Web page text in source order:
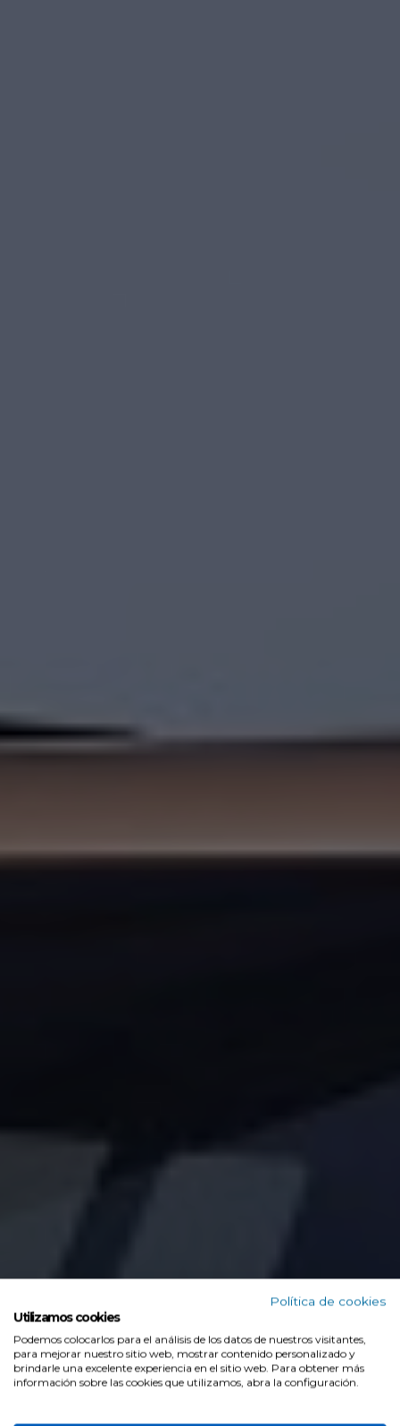
Nuevo Hyundai Santa Fe
Política de cookies
Utilizamos cookies
Podemos colocarlos para el análisis de los datos de nuestros visitantes,
para mejorar nuestro sitio web, mostrar contenido personalizado y
brindarle una excelente experiencia en el sitio web. Para obtener más
información sobre las cookies que utilizamos, abra la configuración.